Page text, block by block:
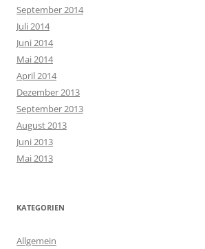
September 2014
Juli 2014
Juni 2014
Mai 2014
April 2014
Dezember 2013
September 2013
August 2013
Juni 2013
Mai 2013
KATEGORIEN
Allgemein